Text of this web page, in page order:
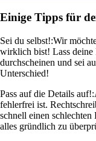
Einige Tipps für
Sei du selbst!:Wir
wirklich bist! Lass deine
durchscheinen und sei
Unterschied!
Pass auf die Details auf!:
fehlerfrei ist.
schnell einen
alles gründlich zu